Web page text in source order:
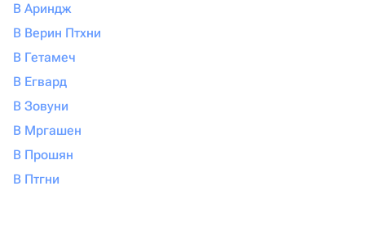
В Ариндж
В Верин Птхни
В Гетамеч
В Егвард
В Зовуни
В Мргашен
В Прошян
В Птгни